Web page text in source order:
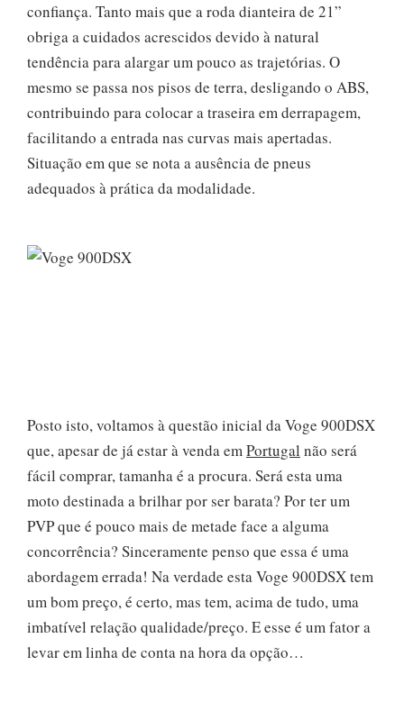
confiança. Tanto mais que a roda dianteira de 21”
obriga a cuidados acrescidos devido à natural
tendência para alargar um pouco as trajetórias. O
mesmo se passa nos pisos de terra, desligando o ABS,
contribuindo para colocar a traseira em derrapagem,
facilitando a entrada nas curvas mais apertadas.
Situação em que se nota a ausência de pneus
adequados à prática da modalidade.
Posto isto, voltamos à questão inicial da Voge 900DSX
que, apesar de já estar à venda emPortugal não será
fácil comprar, tamanha é a procura. Será esta uma
moto destinada a brilhar por ser barata? Por ter um
PVP que é pouco mais de metade face a alguma
concorrência? Sinceramente penso que essa é uma
abordagem errada! Na verdade esta Voge 900DSX tem
um bom preço, é certo, mas tem, acima de tudo, uma
imbatível relação qualidade/preço. E esse é um fator a
levar em linha de conta na hora da opção…